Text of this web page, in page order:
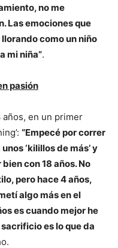
no me
Las emociones que
como un niño
mi niña”.
pasión
años, en un primer
“Empecé por correr
‘kilillos de más’ y
con 18 años. No
pero hace 4 años,
algo más en el
es cuando mejor he
es lo que da